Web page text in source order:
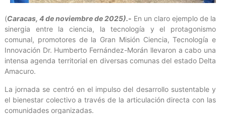
(Caracas, 4 de noviembre de 2025).- En un claro ejemplo de la
sinergia entre la ciencia, la tecnología y el protagonismo
comunal, promotores de la Gran Misión Ciencia, Tecnología e
Innovación Dr. Humberto Fernández-Morán llevaron a cabo una
intensa agenda territorial en diversas comunas del estado Delta
Amacuro.
La jornada se centró en el impulso del desarrollo sustentable y
el bienestar colectivo a través de la articulación directa con las
comunidades organizadas.